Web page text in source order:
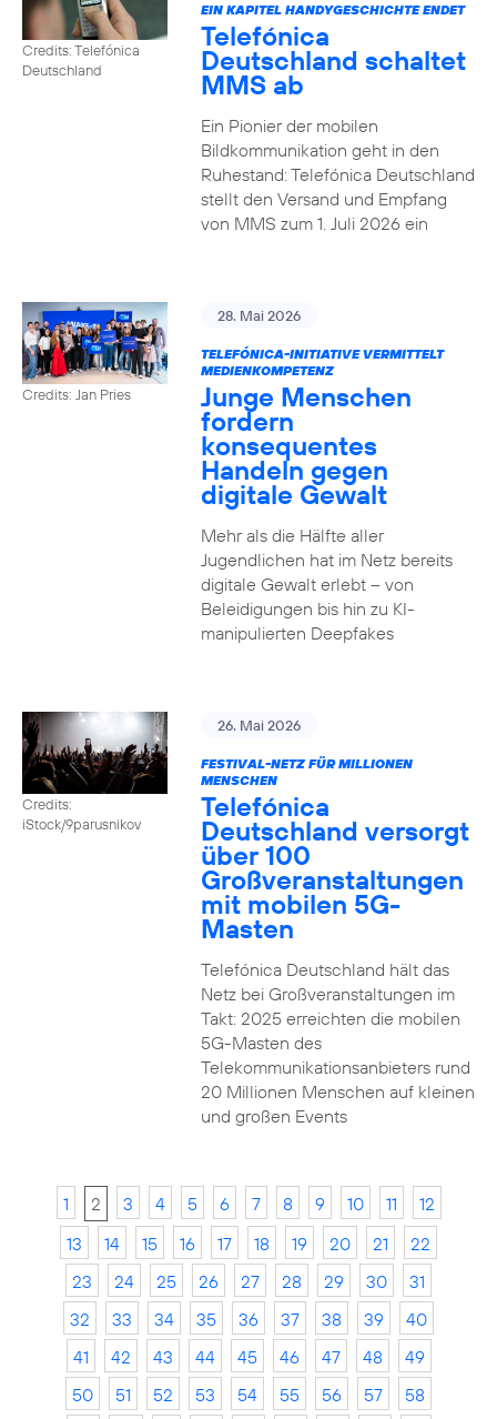
Credits: Telefónica
Deutschland
EIN KAPITEL HANDYGESCHICHTE ENDET
Telefónica
Deutschland schaltet
MMS ab
Ein Pionier der mobilen
Bildkommunikation geht in den
Ruhestand: Telefónica Deutschland
stellt den Versand und Empfang
von MMS zum 1. Juli 2026 ein
Credits: Jan Pries
28. Mai 2026
TELEFÓNICA-INITIATIVE VERMITTELT
MEDIENKOMPETENZ
Junge Menschen
fordern
konsequentes
Handeln gegen
digitale Gewalt
Mehr als die Hälfte aller
Jugendlichen hat im Netz bereits
digitale Gewalt erlebt – von
Beleidigungen bis hin zu KI-
manipulierten Deepfakes
Credits:
iStock/9parusnikov
26. Mai 2026
FESTIVAL-NETZ FÜR MILLIONEN
MENSCHEN
Telefónica
Deutschland versorgt
über 100
Großveranstaltungen
mit mobilen 5G-
Masten
Telefónica Deutschland hält das
Netz bei Großveranstaltungen im
Takt: 2025 erreichten die mobilen
5G-Masten des
Telekommunikationsanbieters rund
20 Millionen Menschen auf kleinen
und großen Events
1 2 3 4 5 6 7 8 9 10 11
12
13
14 15 16 17 18 19 20 21
22
23
24 25 26 27 28 29 30
31
32
33 34 35 36 37 38 39
40
41
42 43 44 45 46 47 48
49
50
51 52 53 54 55 56 57 58